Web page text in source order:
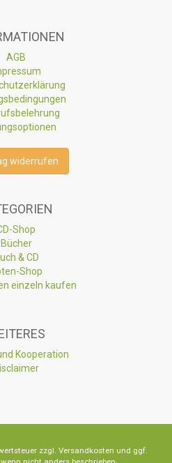
AGB
widerrufen
Shop
Bücher
& CD
Shop
einzeln kaufen
Kooperation
zzgl. Versandkosten und ggf.